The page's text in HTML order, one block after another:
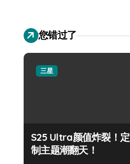
您错过了
三星
S25 Ultra颜值炸裂！定
制主题潮翻天！